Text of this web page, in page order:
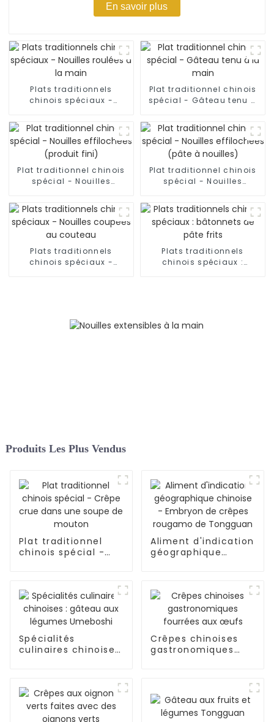
En savoir plus
Plats traditionnels
chinois spéciaux -
main
Plat traditionnel chinois
spécial - Gâteau tenu à
Plat traditionnel chinois
spécial - Nouilles
Plat traditionnel chinois
spécial - Nouilles
nouilles)
Plats traditionnels
chinois spéciaux -
Plats traditionnels
chinois spéciaux :
Produits Les Plus Vendus
Plat traditionnel
chinois spécial -
Aliment d'indication
géographique
Spécialités
culinaires chinoises
Crêpes chinoises
gastronomiques